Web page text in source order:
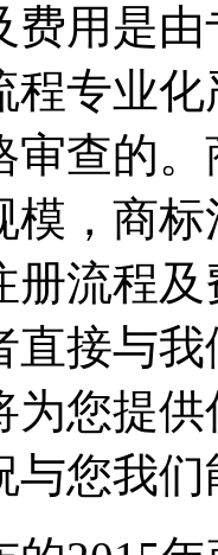
费用是
程专业
审查的
模，商
册流程
直接与
为您提
与您我